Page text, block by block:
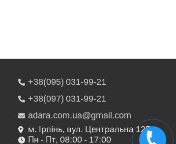
+38(095) 031-99-21
+38(097) 031-99-21
adara.com.ua@gmail.com
м. Ірпінь, вул. Центральна 125
Пн - Пт, 08:00 - 17:00